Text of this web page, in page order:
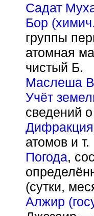
Садат
Бор
группы
атомная
чистый Б.
Маслеша
Учёт
сведений
атомов и т.
Погода,
(сутки,
Алжир